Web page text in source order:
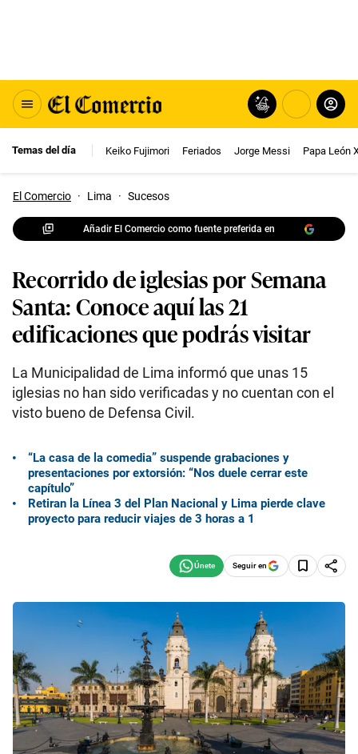
Temas del día Keiko Fujimori Feriados Jorge Messi Papa León
El Comercio · Lima · Sucesos
Añadir El Comercio como fuente preferida en
Recorrido de iglesias por Semana
Santa: Conoce aquí las 21
edificaciones que podrás visitar
La Municipalidad de Lima informó que unas 15
iglesias no han sido verificadas y no cuentan con el
visto bueno de Defensa Civil.
“La casa de la comedia” suspende grabaciones y
presentaciones por extorsión: “Nos duele cerrar este
capítulo”
Retiran la Línea 3 del Plan Nacional y Lima pierde clave
proyecto para reducir viajes de 3 horas a 1
Seguir en